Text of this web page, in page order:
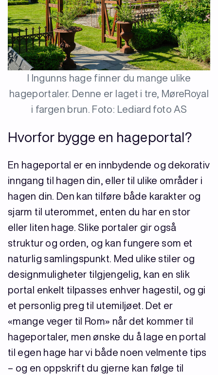
I Ingunns hage finner du mange ulike
hageportaler. Denne er laget i tre, MøreRoyal
i fargen brun. Foto: Lediard foto AS
Hvorfor bygge en hageportal?
En hageportal er en innbydende og dekorativ
inngang til hagen din, eller til ulike områder i
hagen din. Den kan tilføre både karakter og
sjarm til uterommet, enten du har en stor
eller liten hage. Slike portaler gir også
struktur og orden, og kan fungere som et
naturlig samlingspunkt. Med ulike stiler og
designmuligheter tilgjengelig, kan en slik
portal enkelt tilpasses enhver hagestil, og gi
et personlig preg til utemiljøet. Det er
«mange veger til Rom» når det kommer til
hageportaler, men ønske du å lage en portal
til egen hage har vi både noen velmente tips
– og en oppskrift du gjerne kan følge til